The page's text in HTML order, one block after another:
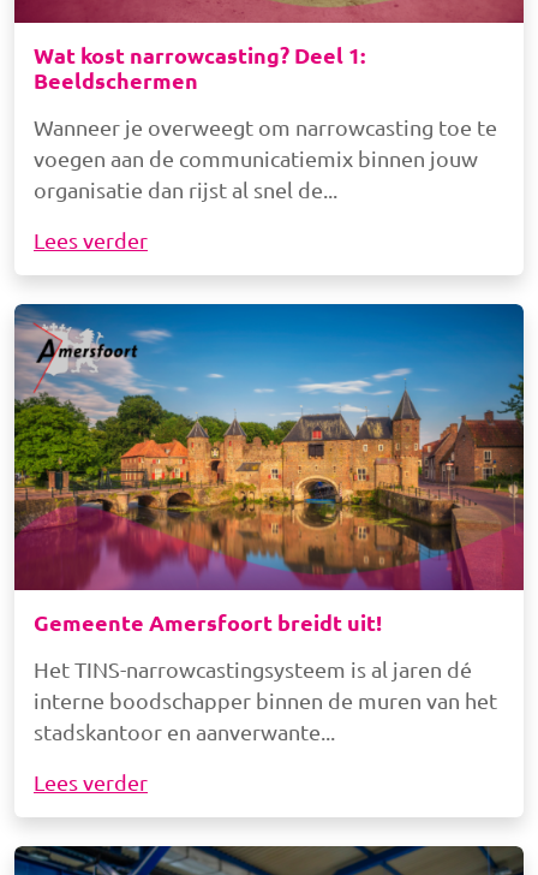
Wat kost narrowcasting? Deel 1:
Beeldschermen
Wanneer je overweegt om narrowcasting toe te
voegen aan de communicatiemix binnen jouw
organisatie dan rijst al snel de
Lees verder
Afbeelding
Gemeente Amersfoort breidt uit!
Het TINS-narrowcastingsysteem is al jaren dé
interne boodschapper binnen de muren van het
stadskantoor en aanverwante
Lees verder
Afbeelding